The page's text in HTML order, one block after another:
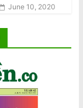
June 10, 2020